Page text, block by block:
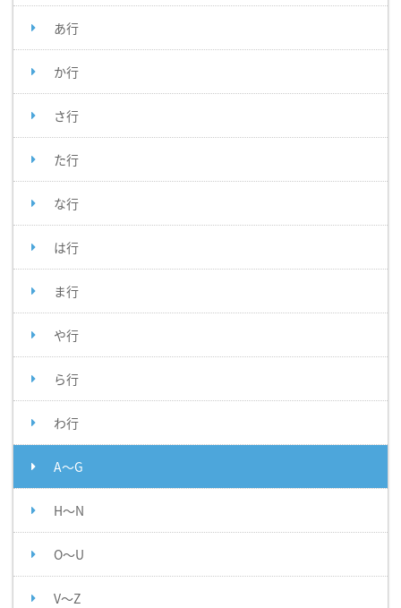
あ行
か行
さ行
た行
な行
は行
ま行
や行
ら行
わ行
A～G
H～N
O～U
V～Z